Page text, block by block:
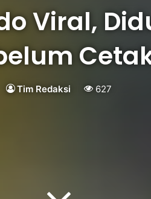
Viral,
Tim Redaksi 627